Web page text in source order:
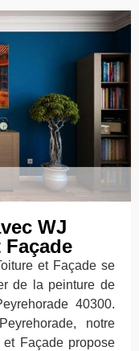
WJ
et Façade se
de la peinture de
40300.
notre
Façade propose